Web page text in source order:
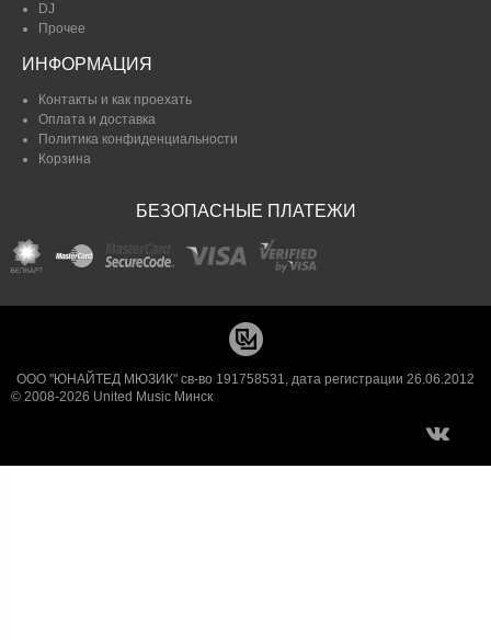
DJ
Прочее
ИНФОРМАЦИЯ
Контакты и как проехать
Оплата и доставка
Политика конфиденциальности
Корзина
БЕЗОПАСНЫЕ ПЛАТЕЖИ
ООО "ЮНАЙТЕД МЮЗИК" св-во 191758531, дата регистрации 26.06.2012
© 2008-2026 United Music Минск